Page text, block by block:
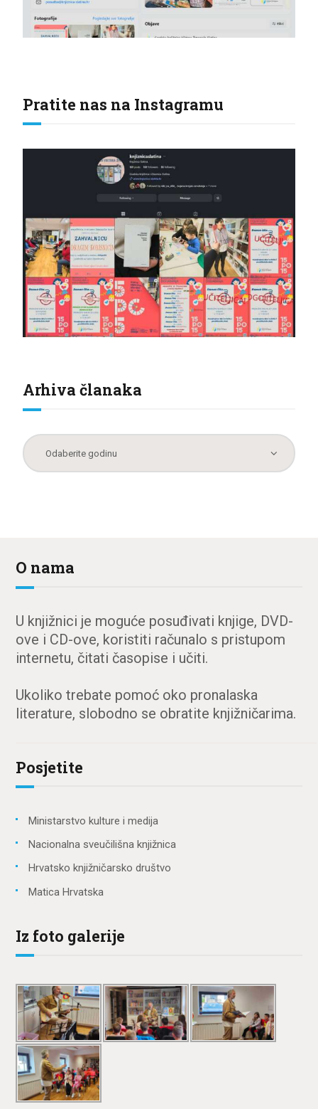
Pratite nas na Instagramu
Arhiva članaka
O nama
U knjižnici je moguće posuđivati knjige, DVD-
ove i CD-ove, koristiti računalo s pristupom
internetu, čitati časopise i učiti.
Ukoliko trebate pomoć oko pronalaska
literature, slobodno se obratite knjižničarima.
Posjetite
Ministarstvo kulture i medija
Nacionalna sveučilišna knjižnica
Hrvatsko knjižničarsko društvo
Matica Hrvatska
Iz foto galerije